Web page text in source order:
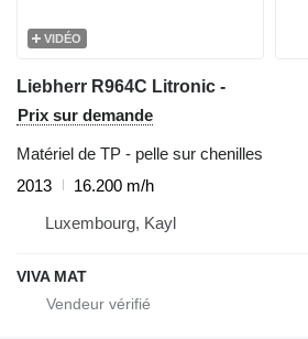
VIDÉO
Liebherr R964C Litronic -
Prix sur demande
Matériel de TP - pelle sur chenilles
2013
16.200 m/h
Luxembourg, Kayl
VIVA MAT